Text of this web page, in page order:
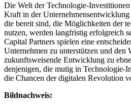
Die Welt der Technologie-
Kraft in der
die bereit sind, die Möglichkeiten der
nutzen, werden langfristig erfolgreich
Capital Partners spielen eine
Unternehmen zu unterstützen und den
zukunftsweisende Entwicklung zu
denjenigen, die mutig in Technologie-
die Chancen der digitalen Revolution
Bildnachweis: